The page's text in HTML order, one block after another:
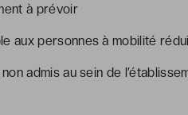
à prévoir
aux personnes à mobilité
admis au sein de